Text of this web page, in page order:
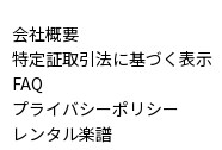
会社概要
特定証取引法に基づく表示
FAQ
プライバシーポリシー
レンタル楽譜